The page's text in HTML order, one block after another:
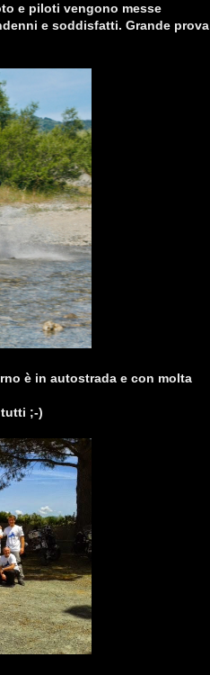
e piloti vengono messe
e soddisfatti. Grande prova
è in autostrada e con molta
;-)